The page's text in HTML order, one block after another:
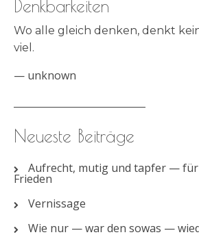
Denkbarkeiten
Wo alle gleich denken, denkt
viel.
— unknown
Neueste Beiträge
Aufrecht, mutig und tapfer — für
Frieden
Vernissage
Wie nur — war den sowas —